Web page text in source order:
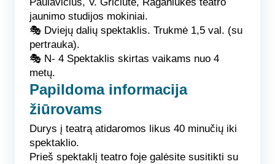
Paulavičius, V. Griciūtė, Raganiukės teatro
jaunimo studijos mokiniai.
🎭 Dviejų dalių spektaklis. Trukmė 1,5 val. (su
pertrauka).
🎭 N- 4 Spektaklis skirtas vaikams nuo 4
metų.
Papildoma informacija
žiūrovams
Durys į teatrą atidaromos likus 40 minučių iki
spektaklio.
Prieš spektaklį teatro foje galėsite susitikti su